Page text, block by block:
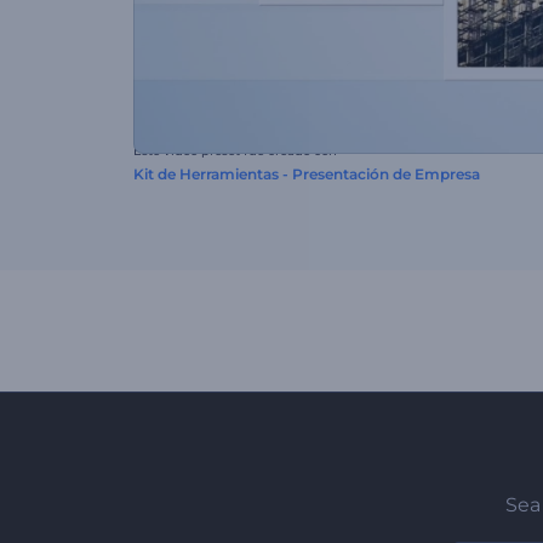
Este video preset fue creado con
Kit de Herramientas - Presentación de Empresa